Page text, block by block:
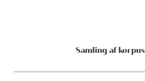
Samling af korpus